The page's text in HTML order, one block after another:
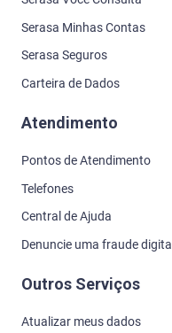
Serasa Minhas Contas
Serasa Seguros
Carteira de Dados
Atendimento
Pontos de Atendimento
Telefones
Central de Ajuda
Denuncie uma fraude digital
Outros Serviços
Atualizar meus dados